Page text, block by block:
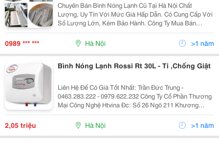
Chuyên Bán Bình Nóng Lạnh Cũ Tại Hà Nội Chất
Lượng, Uy Tín Với Mức Giá Hấp Dẫn. Có Cung Cấp Với
Số Lượng Lớn, Kèm Bảo Hành. Công Ty Mua Bán
Thanh Lý Đồ Cũ Trần Hùng ≫≫≫≫≫≫
Hotline:0989.818.506 ≪≪≪≪≪≪&Lt
0989 *** *** Hà Nội >1 năm
Bình Nóng Lạnh Rossi Rt 30L - Ti ,Chống Giật
Liên Hệ Để Có Giá Tốt Nhất: Trần Đức Trung -
0463.283.222 - 0979.622.232 Công Ty Cổ Phần Thương
Mại Công Nghệ Htvina Đc: Số 26 Ngõ 211 Khương
Trung &Ndash; Thanh Xuân &Ndash; Hà Nội Yahoo
:Htvinakd3 Http ://Www.sieuthiht.com Trụ Sở Chính:
2,05 triệu Hà Nội >1 năm